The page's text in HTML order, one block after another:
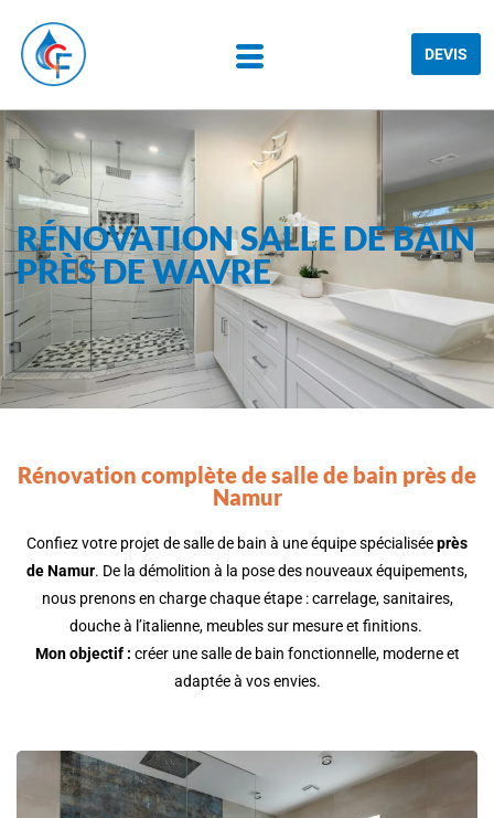
DEVIS
RÉNOVATION SALLE DE BAIN
PRÈS DE WAVRE
Rénovation complète de salle de bain près de
Namur
Confiez votre projet de salle de bain à une équipe spécialiséeprès
deNamur. De la démolition à la pose des nouveaux équipements,
nous prenons en charge chaque étape : carrelage, sanitaires,
douche à l’italienne, meubles sur mesure et finitions.
Mon objectif : créer une salle de bain fonctionnelle, moderne et
adaptée à vos envies.